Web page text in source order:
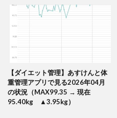
【ダイエット管理】あすけんと体
重管理アプリで見る2026年04月
の状況（MAX99.35 → 現在
95.40kg ▲3.95kg）